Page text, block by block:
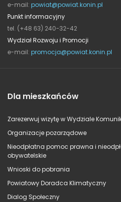
e-mail: powiat@powiat.konin.pl
Punkt informacyjny
tel. (+48 63) 240-32-42
Wydział Rozwoju i Promocji
e-mail: promocja@powiat.konin.pl
Dla mieszkańców
Zarezerwuj wizytę w Wydziale
Organizacje pozarządowe
Nieodpłatna pomoc prawna i
obywatelskie
Wnioski do pobrania
Powiatowy Doradca Klimatyczny
Dialog Społeczny